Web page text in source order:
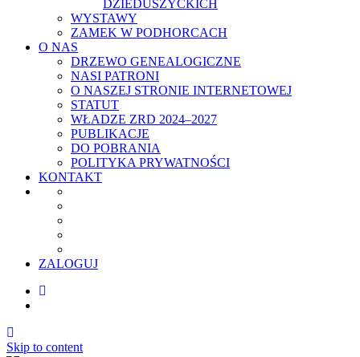
DZIEDUSZYCKICH
WYSTAWY
ZAMEK W PODHORCACH
O NAS
DRZEWO GENEALOGICZNE
NASI PATRONI
O NASZEJ STRONIE INTERNETOWEJ
STATUT
WŁADZE ZRD 2024–2027
PUBLIKACJE
DO POBRANIA
POLITYKA PRYWATNOŚCI
KONTAKT
ZALOGUJ
Skip to content